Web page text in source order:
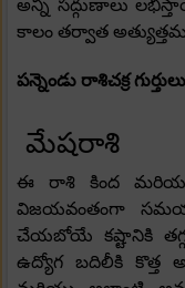
అన్ని సద్గుణాలు
కాలం తర్వాత
పన్నెండు రాశిచక్ర
మేషరాశి
ఈ రాశి కింద
విజయవంతంగా
చేయబోయే కష్టానికి తగ్గ
ఉద్యోగ బదిలీకి